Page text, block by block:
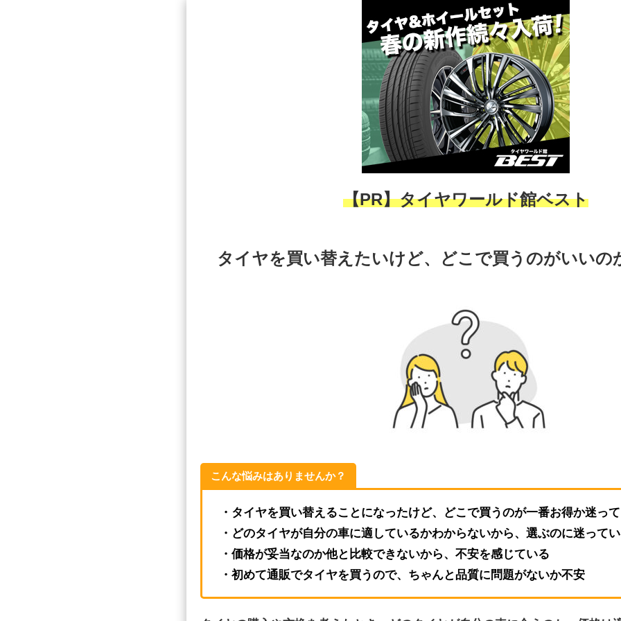
【PR】タイヤワールド館ベスト
タイヤを買い替えたいけど、どこで買うのがいい
こんな悩みはありませんか？
・タイヤを買い替えることになったけど、どこで買うのが一番お得か迷っ
・どのタイヤが自分の車に適しているかわからないから、選ぶのに迷って
・価格が妥当なのか他と比較できないから、不安を感じている
・初めて通販でタイヤを買うので、ちゃんと品質に問題がないか不安